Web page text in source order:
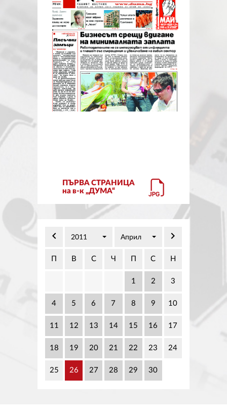
ПЪРВА СТРАНИЦА
на в-к „ДУМА“
keyboard_arrow_left 2011 Април keyboard_arrow_right
П В С Ч П С Н
1 2 3
4 5 6 7 8 9 10
11 12 13 14 15 16 17
18 19 20 21 22 23 24
25 26 27 28 29 30
ЗА НАС
АВТОРИ
РЕДАКЦИЯ
КОНТАКТИ
РЕКЛАМА
ПОЛИТИКАТА ЗА
ПОВЕРИТЕЛНОСТ